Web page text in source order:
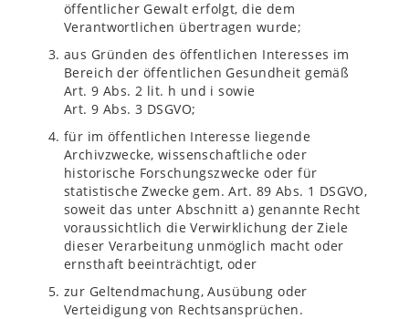
öffentlicher Gewalt erfolgt, die dem
Verantwortlichen übertragen wurde;
aus Gründen des öffentlichen Interesses im
Bereich der öffentlichen Gesundheit gemäß
Art. 9 Abs. 2 lit. h und i sowie
Art. 9 Abs. 3 DSGVO;
für im öffentlichen Interesse liegende
Archivzwecke, wissenschaftliche oder
historische Forschungszwecke oder für
statistische Zwecke gem. Art. 89 Abs. 1 DSGVO,
soweit das unter Abschnitt a) genannte Recht
voraussichtlich die Verwirklichung der Ziele
dieser Verarbeitung unmöglich macht oder
ernsthaft beeinträchtigt, oder
zur Geltendmachung, Ausübung oder
Verteidigung von Rechtsansprüchen.